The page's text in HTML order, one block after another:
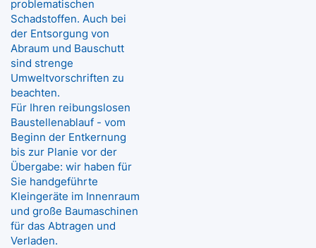
problematischen
Schadstoffen. Auch bei
der Entsorgung von
Abraum und Bauschutt
sind strenge
Umweltvorschriften zu
beachten.
Für Ihren reibungslosen
Baustellenablauf - vom
Beginn der Entkernung
bis zur Planie vor der
Übergabe: wir haben für
Sie handgeführte
Kleingeräte im Innenraum
und große Baumaschinen
für das Abtragen und
Verladen.